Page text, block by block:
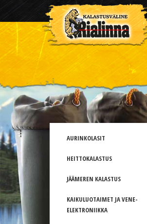
AURINKOLASIT
HEITTOKALASTUS
JÄÄMEREN KALASTUS
KAIKULUOTAIMET JA VENE-
ELEKTRONIIKKA